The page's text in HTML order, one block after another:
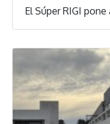
El Súper RIGI